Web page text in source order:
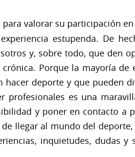
valorar su participación
estupenda. De
y, sobre todo, que den
Porque la mayoría de
deporte y que pueden
es una
y poner en contacto a
llegar al mundo del
inquietudes, dudas y